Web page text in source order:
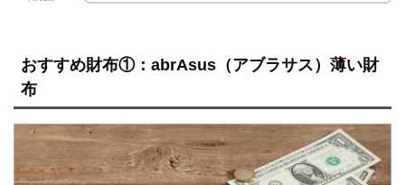
おすすめ財布①：abrAsus（アブラサス）薄い財
布